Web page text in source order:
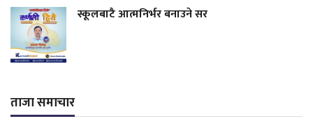
स्कूलबाटै आत्मनिर्भर बनाउने सर
ताजा समाचार